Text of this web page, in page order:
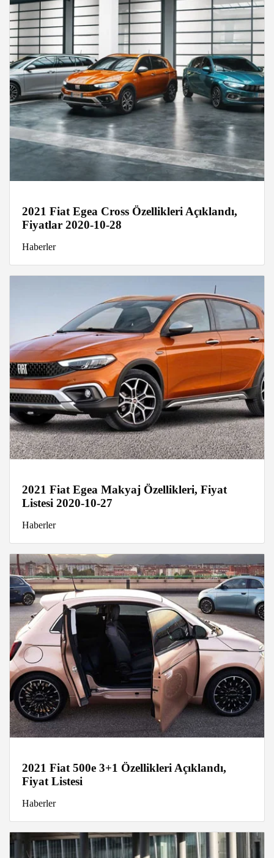
2021 Fiat Egea Cross Özellikleri Açıklandı,
Fiyatlar 2020-10-28
Haberler
2021 Fiat Egea Makyaj Özellikleri, Fiyat
Listesi 2020-10-27
Haberler
2021 Fiat 500e 3+1 Özellikleri Açıklandı,
Fiyat Listesi
Haberler